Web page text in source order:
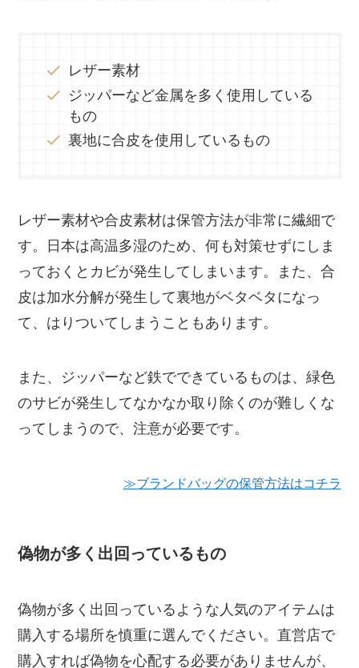
レザー素材
ジッパーなど金属を多く使用している
もの
裏地に合皮を使用しているもの
レザー素材や合皮素材は保管方法が非常に繊細で
す。日本は高温多湿のため、何も対策せずにしま
っておくとカビが発生してしまいます。また、合
皮は加水分解が発生して裏地がベタベタになっ
て、はりついてしまうこともあります。
また、ジッパーなど鉄でできているものは、緑色
のサビが発生してなかなか取り除くのが難しくな
ってしまうので、注意が必要です。
≫ブランドバッグの保管方法はコチラ
偽物が多く出回っているもの
偽物が多く出回っているような人気のアイテムは
購入する場所を慎重に選んでください。直営店で
購入すれば偽物を心配する必要がありませんが、